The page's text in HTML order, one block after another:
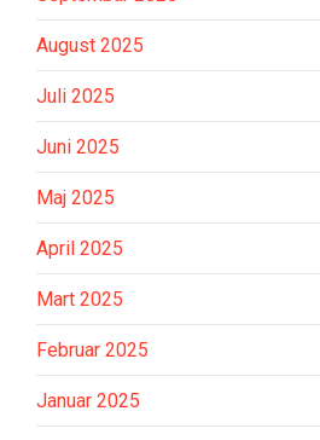
August 2025
Juli 2025
Juni 2025
Maj 2025
April 2025
Mart 2025
Februar 2025
Januar 2025